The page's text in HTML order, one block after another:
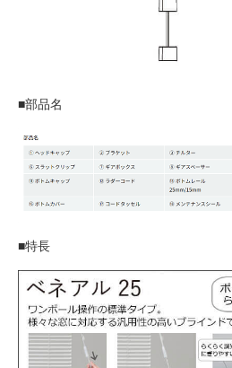
■部品名
■特長